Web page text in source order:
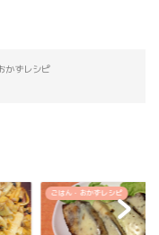
かずレシピ
ごはん・おかずレシピ